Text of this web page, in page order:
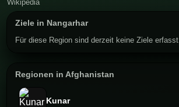
Ziele in Nangarhar
Für diese Region sind derzeit keine Ziele erfasst.
Regionen in Afghanistan
Kunar